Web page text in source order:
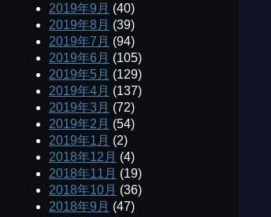
2019年9月 (40)
2019年8月 (39)
2019年7月 (94)
2019年6月 (105)
2019年5月 (129)
2019年4月 (137)
2019年3月 (72)
2019年2月 (54)
2019年1月 (2)
2018年12月 (4)
2018年11月 (19)
2018年10月 (36)
2018年9月 (47)